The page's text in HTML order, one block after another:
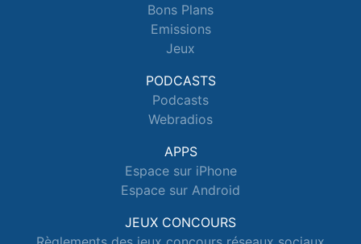
Bons Plans
Emissions
Jeux
PODCASTS
Podcasts
Webradios
APPS
Espace sur iPhone
Espace sur Android
JEUX CONCOURS